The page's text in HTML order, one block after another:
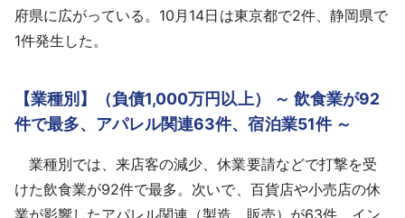
府県に広がっている。10月14日は東京都で2件、静岡県で
1件発生した。
【業種別】（負債1,000万円以上） ～ 飲食業が92
件で最多、アパレル関連63件、宿泊業51件 ～
業種別では、来店客の減少、休業要請などで打撃を受
けた飲食業が92件で最多。次いで、百貨店や小売店の休
業が影響したアパレル関連（製造、販売）が63件。イン